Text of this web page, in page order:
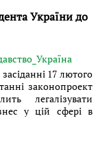
України до
17 лютого
законопроект
легалізувати
у цій сфері в